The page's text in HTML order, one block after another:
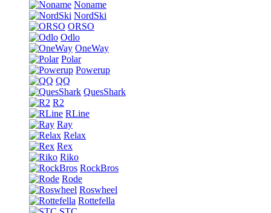
Noname
NordSki
ORSO
Odlo
OneWay
Polar
Powerup
QQ
QuesShark
R2
RLine
Ray
Relax
Rex
Riko
RockBros
Rode
Roswheel
Rottefella